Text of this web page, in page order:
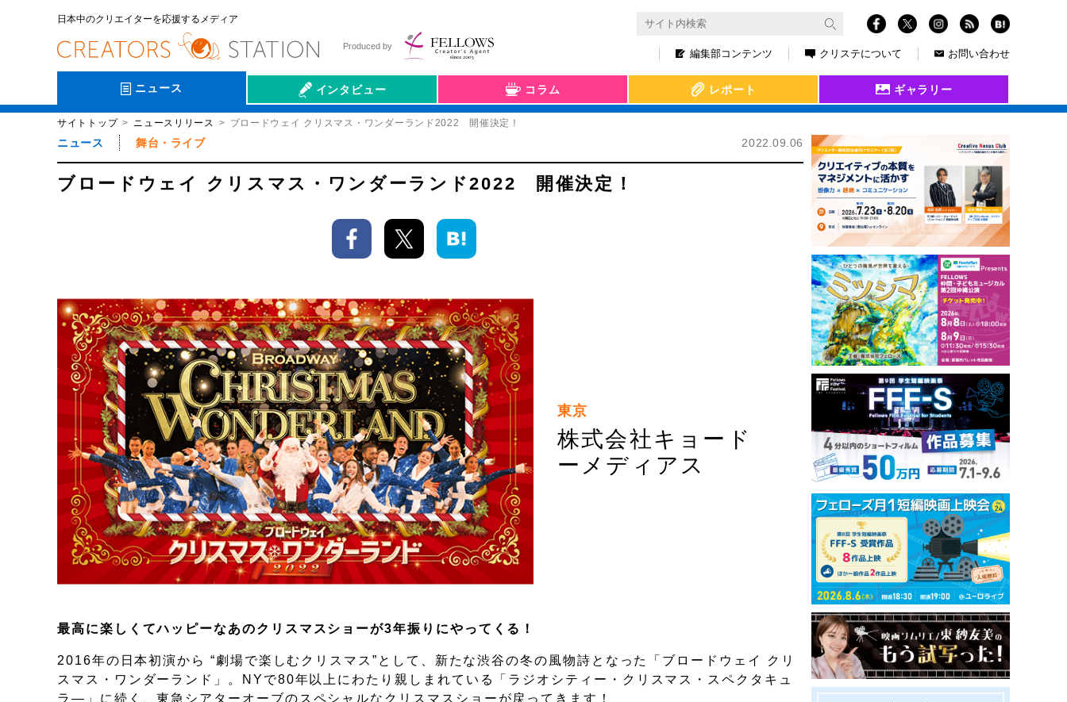
日本中のクリエイターを応援するメディア
編集部コンテンツ クリステについて お問い合わせ
Produced by
ニュース インタビュー
会社伝
コラム レポート ギャラリー
サイトトップ ニュースリリース ブロードウェイ クリスマス・ワンダーランド2022 開催決定！
ニュース 舞台・ライブ 2022.09.06
ブロードウェイ クリスマス・ワンダーランド2022 開催決定！
東京
株式会社キョード
ーメディアス
最高に楽しくてハッピーなあのクリスマスショーが3年振りにやってくる！
2016年の日本初演から “劇場で楽しむクリスマス”として、新たな渋谷の冬の風物詩となった「ブロードウェイ クリ
スマス・ワンダーランド」。NYで80年以上にわたり親しまれている「ラジオシティー・クリスマス・スペクタキュ
ラ―」に続く、東急シアターオーブのスペシャルなクリスマスショーが戻ってきます！